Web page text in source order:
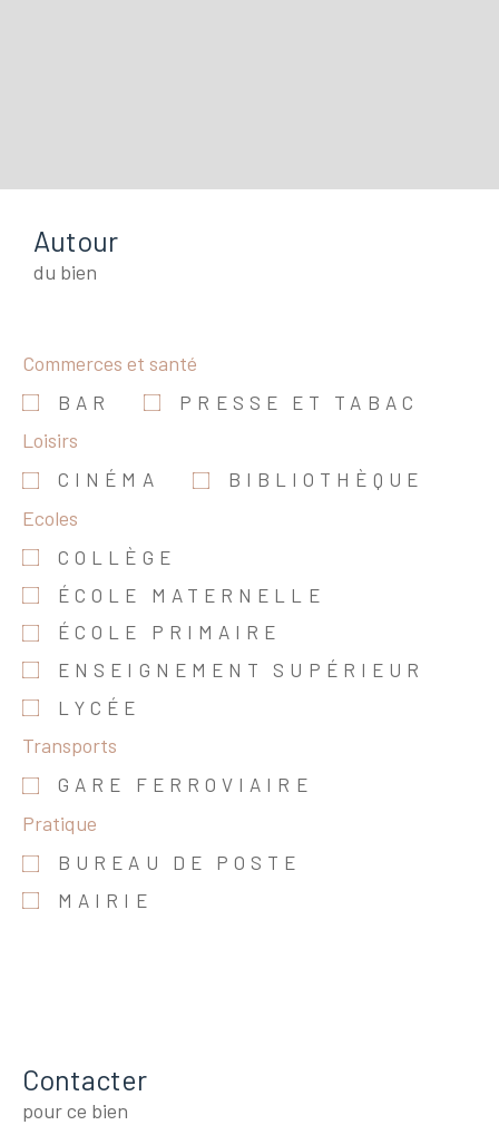
Autour
du bien
Commerces et santé
BAR PRESSE ET TABAC
Loisirs
CINÉMA BIBLIOTHÈQUE
Ecoles
COLLÈGE
ÉCOLE MATERNELLE
ÉCOLE PRIMAIRE
ENSEIGNEMENT SUPÉRIEUR
LYCÉE
Transports
GARE FERROVIAIRE
Pratique
BUREAU DE POSTE
MAIRIE
Contacter
pour ce bien